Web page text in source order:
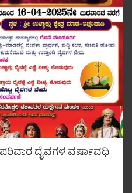
ಪರಿವಾರ ದೈವಗಳ ವರ್ಷಾವಧಿ